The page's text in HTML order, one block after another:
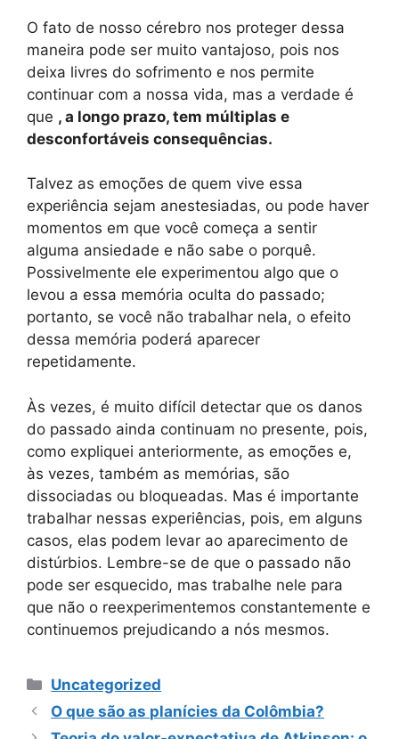
O fato de nosso cérebro nos proteger dessa
maneira pode ser muito vantajoso, pois nos
deixa livres do sofrimento e nos permite
continuar com a nossa vida, mas a verdade é
que , a longo prazo, tem múltiplas e
desconfortáveis ​​consequências.
Talvez as emoções de quem vive essa
experiência sejam anestesiadas, ou pode haver
momentos em que você começa a sentir
alguma ansiedade e não sabe o porquê.
Possivelmente ele experimentou algo que o
levou a essa memória oculta do passado;
portanto, se você não trabalhar nela, o efeito
dessa memória poderá aparecer
repetidamente.
Às vezes, é muito difícil detectar que os danos
do passado ainda continuam no presente, pois,
como expliquei anteriormente, as emoções e,
às vezes, também as memórias, são
dissociadas ou bloqueadas. Mas é importante
trabalhar nessas experiências, pois, em alguns
casos, elas podem levar ao aparecimento de
distúrbios. Lembre-se de que o passado não
pode ser esquecido, mas trabalhe nele para
que não o reexperimentemos constantemente e
continuemos prejudicando a nós mesmos.
Categorias
Uncategorized
O que são as planícies da Colômbia?